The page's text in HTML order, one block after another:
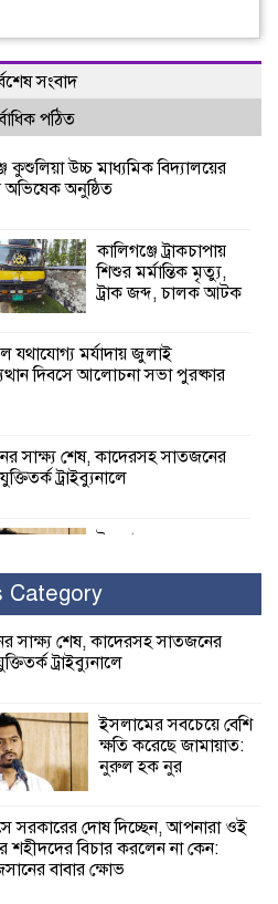
সংবাদ
পঠিত
কুশুলিয়া উচ্চ মাধ্যমিক বিদ্যালয়ের
অভিষেক অনুষ্ঠিত
কালিগঞ্জে ট্রাকচাপায়
শিশুর মর্মান্তিক মৃত্যু,
ট্রাক জব্দ, চালক আটক
যথাযোগ্য মর্যাদায় জুলাই
দিবসে আলোচনা সভা পুরষ্কার
সাক্ষ্য শেষ, কাদেরসহ সাতজনের
ট্রাইব্যুনালে
ইসলামের সবচেয়ে
নুর
সরকারের দোষ দিচ্ছেন, আপনারা
নিখোঁজ জেলের মরদেহ অবশেষে
নদীতে
শ্রীউলা ইউনিয়ন
বিএনপির ২নং ওয়ার্ডের
Category
সাক্ষ্য শেষ, কাদেরসহ সাতজনের
ট্রাইব্যুনালে
ইসলামের সবচেয়ে বেশি
ক্ষতি করেছে জামায়াত:
নুরুল হক নুর
সরকারের দোষ দিচ্ছেন, আপনারা ওই
শহীদদের বিচার করলেন না কেন:
বাবার ক্ষোভ